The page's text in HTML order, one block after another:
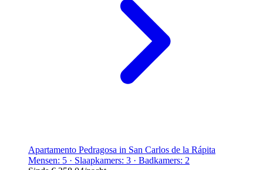
Apartamento Pedragosa in San Carlos de la Rápita
Mensen: 5 · Slaapkamers: 3 · Badkamers: 2